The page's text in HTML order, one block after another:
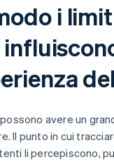
i
avere un
Il punto in cui
li percepiscono,